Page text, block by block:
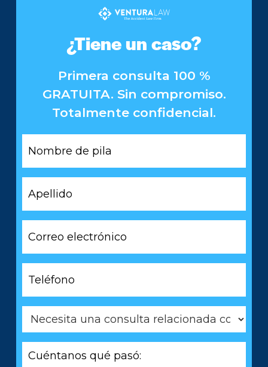
¿Tiene un caso?
Primera consulta 100 %
GRATUITA. Sin compromiso.
Totalmente confidencial.
de
pila
*
electrónico
*
una
relacionada
qué